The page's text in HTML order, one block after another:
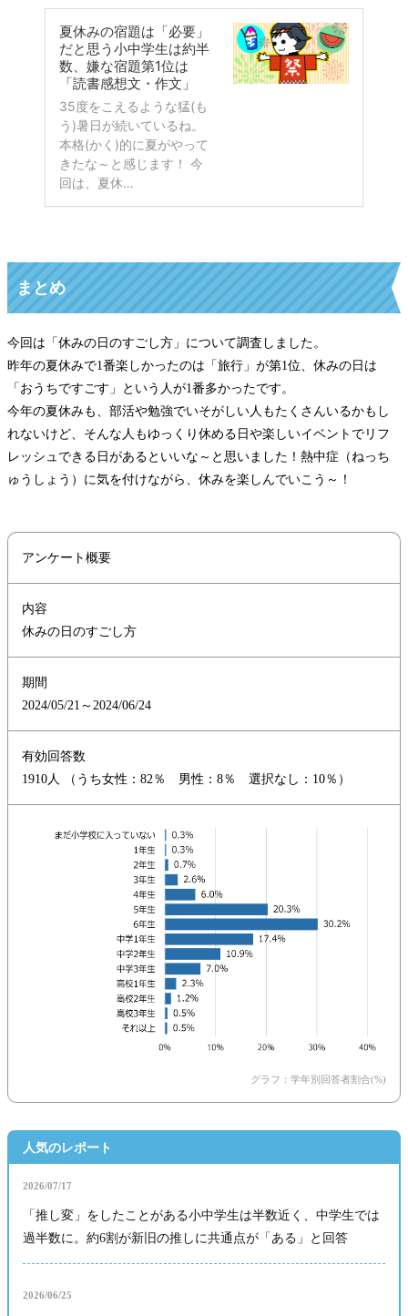
まとめ
今回は「休みの日のすごし方」について調査しました。
昨年の夏休みで1番楽しかったのは「旅行」が第1位、休みの日は
「おうちですごす」という人が1番多かったです。
今年の夏休みも、部活や勉強でいそがしい人もたくさんいるかもし
れないけど、そんな人もゆっくり休める日や楽しいイベントでリフ
レッシュできる日があるといいな～と思いました！熱中症（ねっち
ゅうしょう）に気を付けながら、休みを楽しんでいこう～！
アンケート概要
内容
休みの日のすごし方
期間
2024/05/21～2024/06/24
有効回答数
1910人 （うち女性：82％ 男性：8％ 選択なし：10％）
グラフ：学年別回答者割合(%)
人気のレポート
2026/07/17
「推し変」をしたことがある小中学生は半数近く、中学生では
過半数に。約6割が新旧の推しに共通点が「ある」と回答
2026/06/25